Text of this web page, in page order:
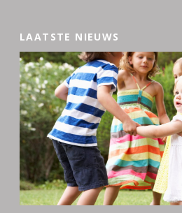
LAATSTE NIEUWS